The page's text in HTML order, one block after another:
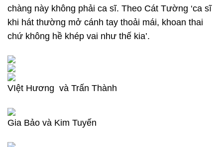
chàng này không phải ca sĩ. Theo Cát Tường ‘ca sĩ
khi hát thường mở cánh tay thoải mái, khoan thai
chứ không hề khép vai như thế kia’.
VIệt Hương và Trấn Thành
Gia Bảo và Kim Tuyến